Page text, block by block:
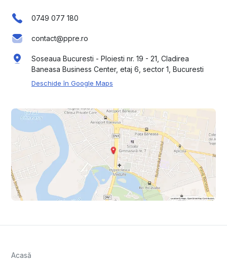
0749 077 180
contact@ppre.ro
Soseaua Bucuresti - Ploiesti nr. 19 - 21, Cladirea
Baneasa Business Center, etaj 6, sector 1, Bucuresti
Deschide în Google Maps
Acasă